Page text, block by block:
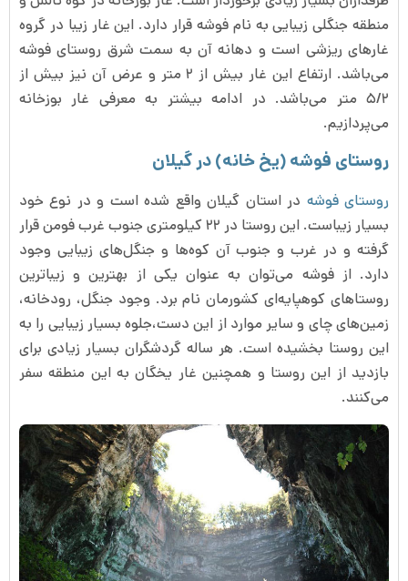
منطقه جنگلی زیبایی به نام فوشه قرار دارد. این غار زیبا در گروه
غارهای ریزشی است و دهانه آن به سمت شرق روستای فوشه
می‌باشد. ارتفاع این غار بیش از ۲ متر و عرض آن نیز بیش از
۵/۲ متر می‌باشد. در ادامه بیشتر به معرفی غار بوزخانه
می‌پردازیم.
روستای فوشه (یخ خانه) در گیلان
روستای فوشه در استان گیلان واقع شده است و در نوع خود
بسیار زیباست. این روستا در ۲۲ کیلومتری جنوب غرب فومن قرار
گرفته و در غرب و جنوب آن کوه‌ها و جنگل‌های زیبایی وجود
دارد. از فوشه می‌توان به عنوان یکی از بهترین و زیباترین
روستاهای کوهپایه‌ای کشورمان نام برد. وجود جنگل، رودخانه‌،
زمین‌های چای و سایر موارد از این دست،جلوه بسیار زیبایی را به
این روستا بخشیده است. هر ساله گردشگران بسیار زیادی برای
بازدید از این روستا و همچنین غار یخگان به این منطقه سفر
می‌کنند.